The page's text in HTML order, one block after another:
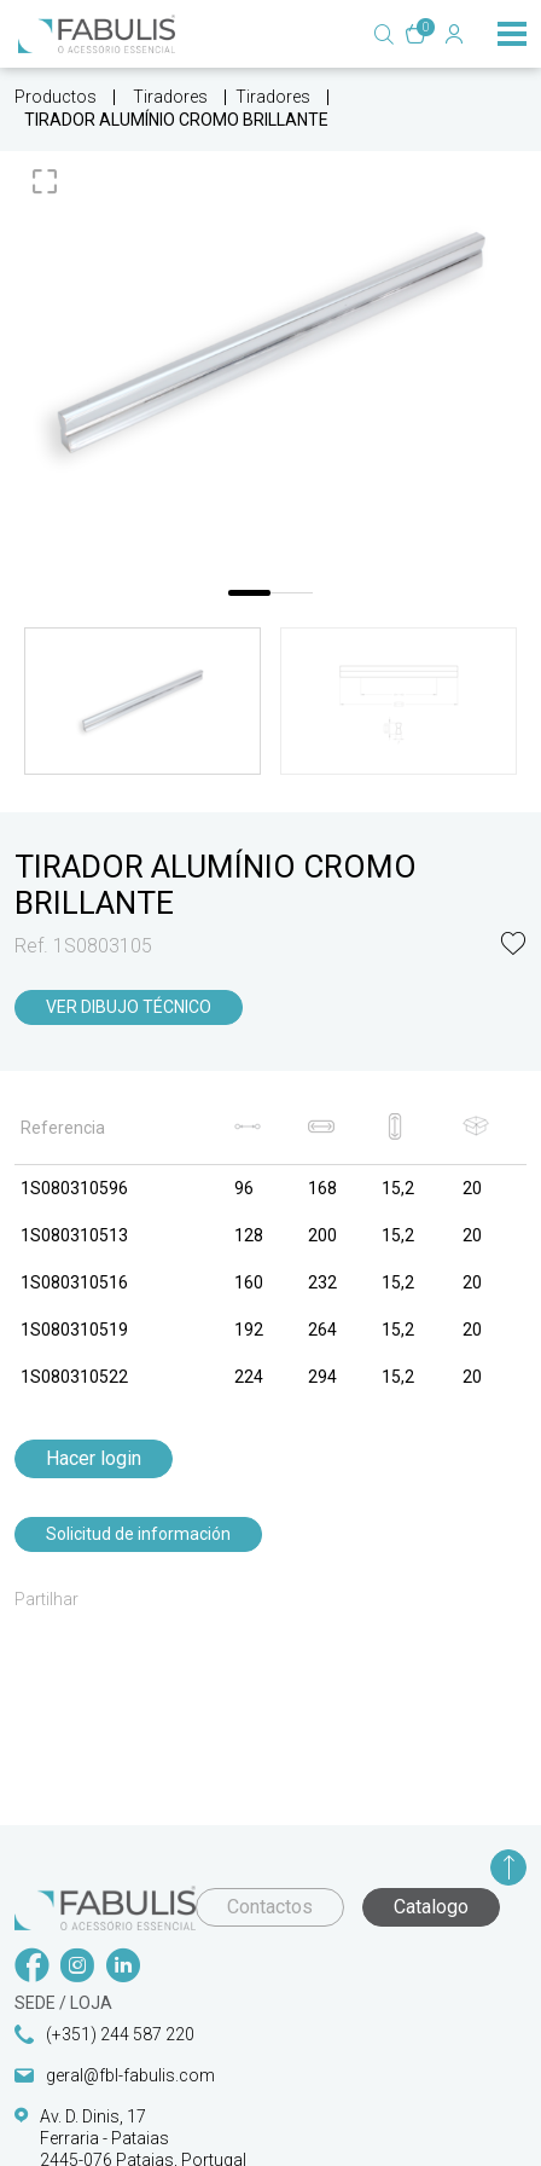
0
Productos Tiradores
Tiradores
TIRADOR ALUMÍNIO CROMO BRILLANTE
TIRADOR ALUMÍNIO CROMO
BRILLANTE
Ref. 1S0803105
VER DIBUJO TÉCNICO
Referencia
1S080310596 96 168 15,2 20
1S080310513 128 200 15,2 20
1S080310516 160 232 15,2 20
1S080310519 192 264 15,2 20
1S080310522 224 294 15,2 20
Hacer login
Solicitud de información
Partilhar
Contactos Catalogo
SEDE / LOJA
(+351) 244 587 220
geral@fbl-fabulis.com
Av. D. Dinis, 17
Ferraria - Pataias
2445-076 Pataias, Portugal